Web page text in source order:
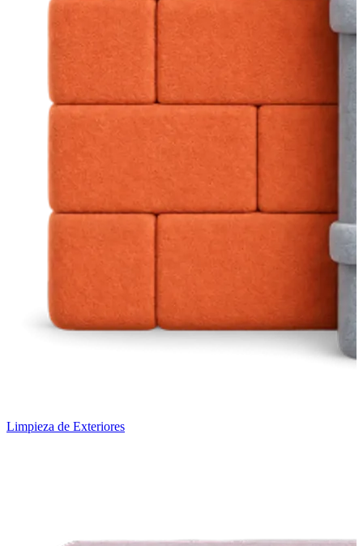
Limpieza de Exteriores